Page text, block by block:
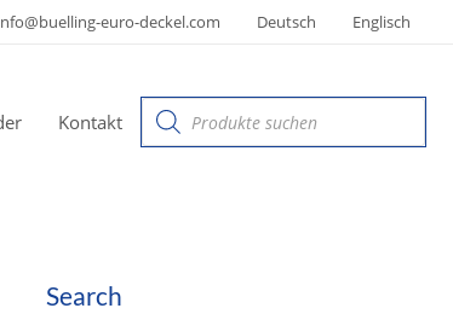
euro-deckel.com Deutsch Englisch
Kontakt
Products
search
Search